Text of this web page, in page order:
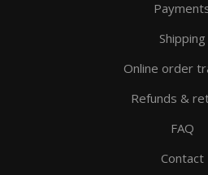
Shipping
Online order
Refunds &
FAQ
Contact